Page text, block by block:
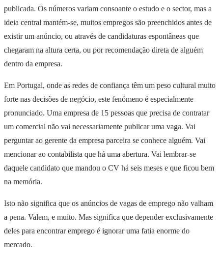
publicada. Os números variam consoante o estudo e o sector, mas a
ideia central mantém-se, muitos empregos são preenchidos antes de
existir um anúncio, ou através de candidaturas espontâneas que
chegaram na altura certa, ou por recomendação direta de alguém
dentro da empresa.
Em Portugal, onde as redes de confiança têm um peso cultural muito
forte nas decisões de negócio, este fenómeno é especialmente
pronunciado. Uma empresa de 15 pessoas que precisa de contratar
um comercial não vai necessariamente publicar uma vaga. Vai
perguntar ao gerente da empresa parceira se conhece alguém. Vai
mencionar ao contabilista que há uma abertura. Vai lembrar-se
daquele candidato que mandou o CV há seis meses e que ficou bem
na memória.
Isto não significa que os anúncios de vagas de emprego não valham
a pena. Valem, e muito. Mas significa que depender exclusivamente
deles para encontrar emprego é ignorar uma fatia enorme do
mercado.